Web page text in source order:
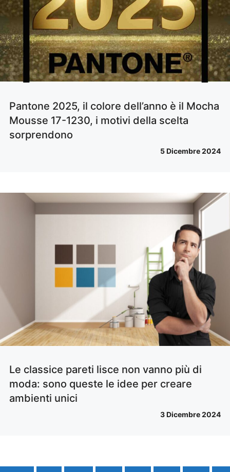
Pantone 2025, il colore dell’anno è il Mocha
Mousse 17-1230, i motivi della scelta
sorprendono
5 Dicembre 2024
Le classice pareti lisce non vanno più di
moda: sono queste le idee per creare
ambienti unici
3 Dicembre 2024